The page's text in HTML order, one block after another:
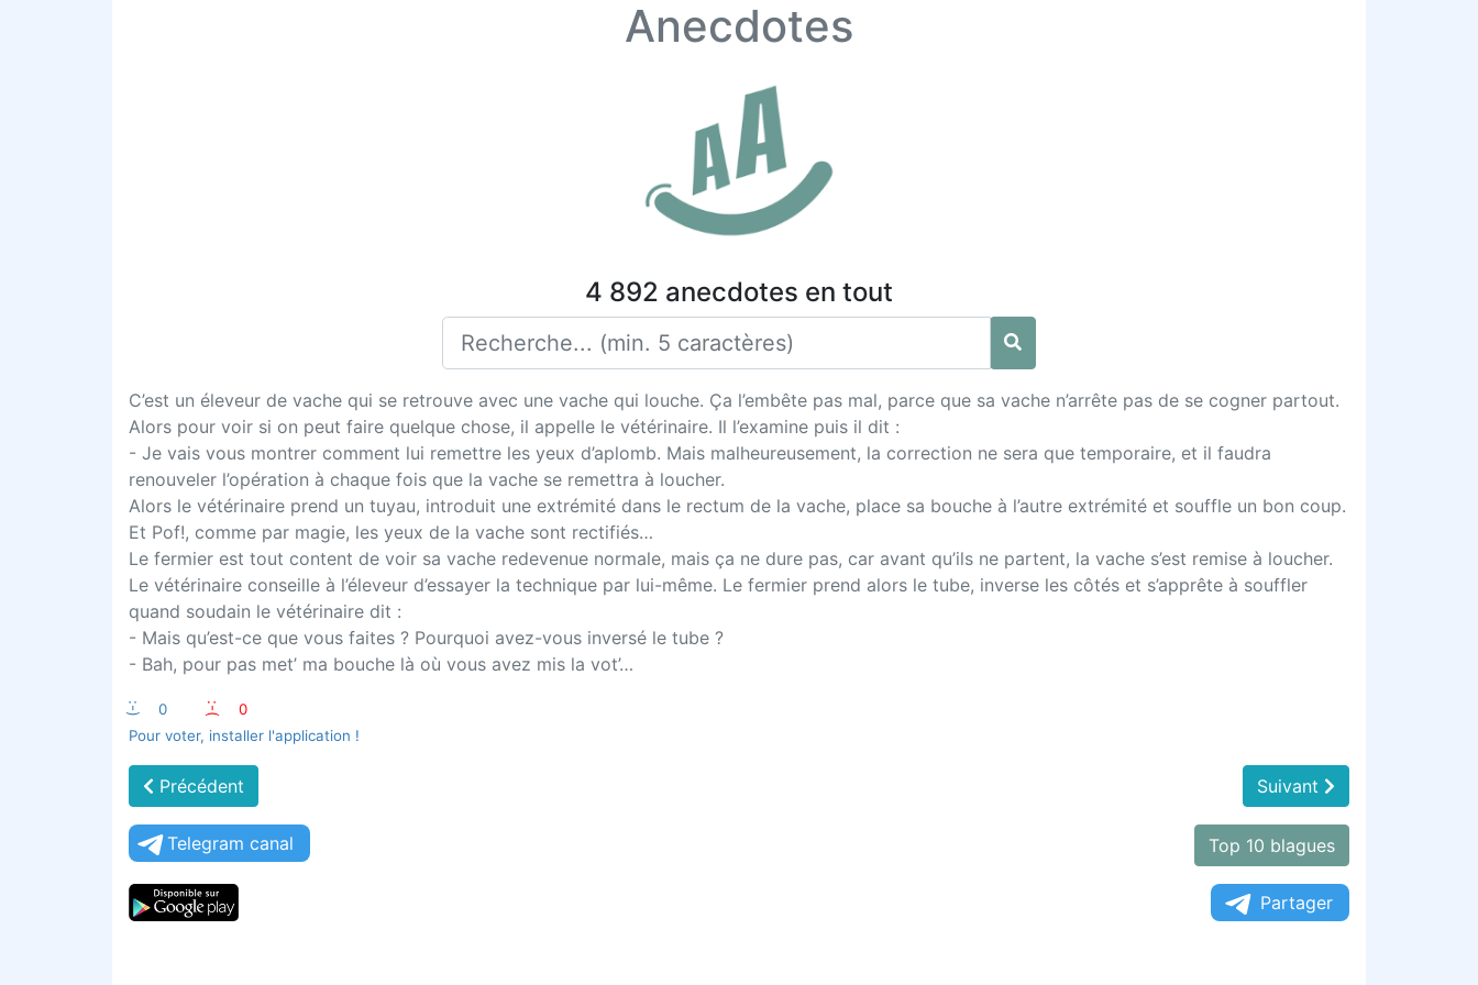
Anecdotes
4 892 anecdotes en tout
C’est un éleveur de vache qui se retrouve avec une vache qui louche. Ça l’embête pas mal, parce que sa vache n’arrête pas de se cogner partout.
Alors pour voir si on peut faire quelque chose, il appelle le vétérinaire. Il l’examine puis il dit :
- Je vais vous montrer comment lui remettre les yeux d’aplomb. Mais malheureusement, la correction ne sera que temporaire, et il faudra
renouveler l’opération à chaque fois que la vache se remettra à loucher.
Alors le vétérinaire prend un tuyau, introduit une extrémité dans le rectum de la vache, place sa bouche à l’autre extrémité et souffle un bon coup.
Et Pof!, comme par magie, les yeux de la vache sont rectifiés…
Le fermier est tout content de voir sa vache redevenue normale, mais ça ne dure pas, car avant qu’ils ne partent, la vache s’est remise à loucher.
Le vétérinaire conseille à l’éleveur d’essayer la technique par lui-même. Le fermier prend alors le tube, inverse les côtés et s’apprête à souffler
quand soudain le vétérinaire dit :
- Mais qu’est-ce que vous faites ? Pourquoi avez-vous inversé le tube ?
- Bah, pour pas met’ ma bouche là où vous avez mis la vot’…
:-) 0 :-(
0
Pour voter, installer l'application !
Précédent Suivant
Telegram canal Top 10 blagues
Partager